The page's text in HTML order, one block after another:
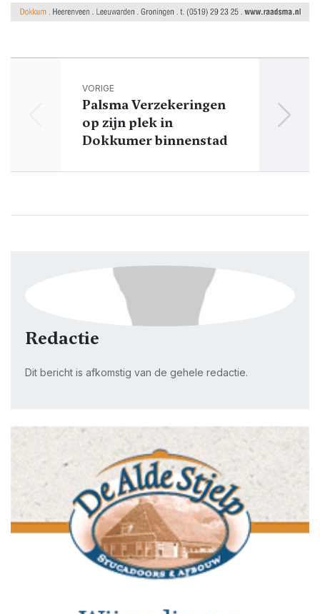
VORIGE
Palsma Verzekeringen
op zijn plek in
Dokkumer binnenstad
Redactie
Dit bericht is afkomstig van de gehele redactie.